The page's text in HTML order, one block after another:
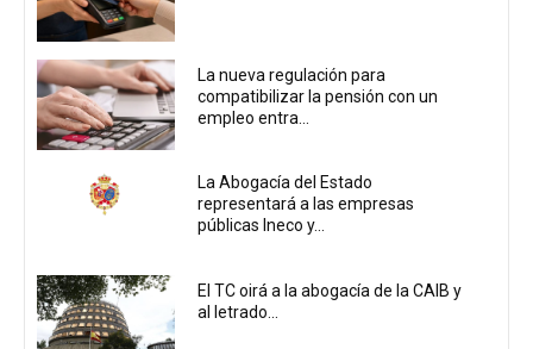
La nueva regulación para
compatibilizar la pensión con un
empleo entra...
La Abogacía del Estado
representará a las empresas
públicas Ineco y...
El TC oirá a la abogacía de la CAIB y
al letrado...